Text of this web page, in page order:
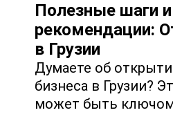
Полезные шаги и
рекомендации:
в Грузии
Думаете об
бизнеса в Грузии?
может быть